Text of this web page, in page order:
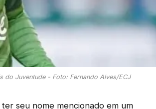
do Juventude - Foto: Fernando Alves/ECJ
seu nome mencionado em um